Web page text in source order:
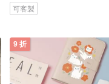
可客製
9 折